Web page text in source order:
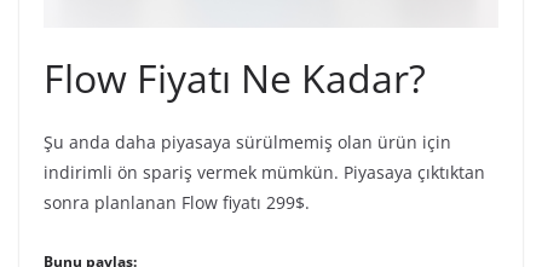
Flow Fiyatı Ne Kadar?
Şu anda daha piyasaya sürülmemiş olan ürün için
indirimli ön spariş vermek mümkün. Piyasaya çıktıktan
sonra planlanan Flow fiyatı 299$.
Bunu paylaş: